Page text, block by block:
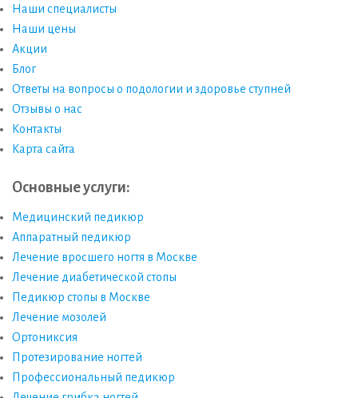
Наши специалисты
Наши цены
Акции
Блог
Ответы на вопросы о подологии и здоровье ступней
Отзывы о нас
Контакты
Карта сайта
Основные услуги:
Медицинский педикюр
Аппаратный педикюр
Лечение вросшего ногтя в Москве
Лечение диабетической стопы
Педикюр стопы в Москве
Лечение мозолей
Ортониксия
Протезирование ногтей
Профессиональный педикюр